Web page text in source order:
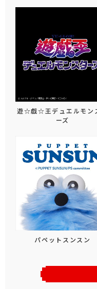
遊☆戯☆王デュエルモン
ーズ
パペットスンスン